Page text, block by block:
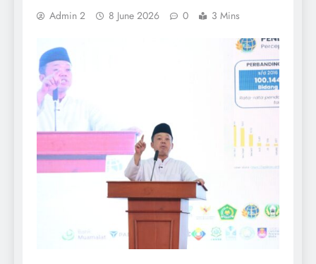
Admin 2 8 June 2026 0 3 Mins